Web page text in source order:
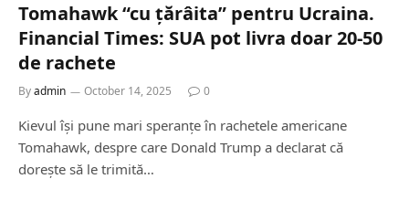
Tomahawk “cu țărâita” pentru Ucraina.
Financial Times: SUA pot livra doar 20-50
de rachete
Byadmin October 14, 2025 0
Kievul își pune mari speranțe în rachetele americane
Tomahawk, despre care Donald Trump a declarat că
dorește să le trimită…